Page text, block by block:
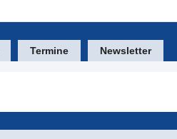
Termine Newsletter